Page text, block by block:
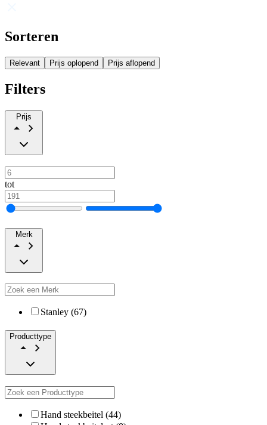
Sorteren
Relevant Prijs oplopend Prijs aflopend
Filters
Prijs
tot
Merk
Stanley (67)
Producttype
Hand steekbeitel (44)